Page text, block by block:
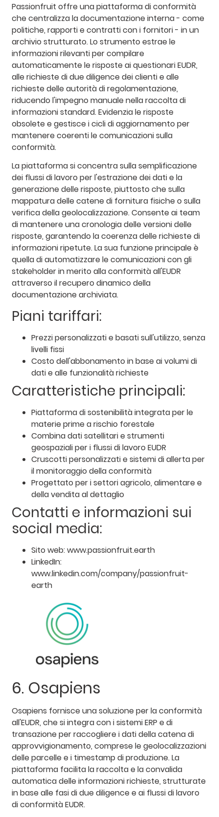
Passionfruit offre una piattaforma di conformità
che centralizza la documentazione interna - come
politiche, rapporti e contratti con i fornitori - in un
archivio strutturato. Lo strumento estrae le
informazioni rilevanti per compilare
automaticamente le risposte ai questionari EUDR,
alle richieste di due diligence dei clienti e alle
richieste delle autorità di regolamentazione,
riducendo l'impegno manuale nella raccolta di
informazioni standard. Evidenzia le risposte
obsolete e gestisce i cicli di aggiornamento per
mantenere coerenti le comunicazioni sulla
conformità.
La piattaforma si concentra sulla semplificazione
dei flussi di lavoro per l'estrazione dei dati e la
generazione delle risposte, piuttosto che sulla
mappatura delle catene di fornitura fisiche o sulla
verifica della geolocalizzazione. Consente ai team
di mantenere una cronologia delle versioni delle
risposte, garantendo la coerenza delle richieste di
informazioni ripetute. La sua funzione principale è
quella di automatizzare le comunicazioni con gli
stakeholder in merito alla conformità all'EUDR
attraverso il recupero dinamico della
documentazione archiviata.
Piani tariffari:
Prezzi personalizzati e basati sull'utilizzo, senza
livelli fissi
Costo dell'abbonamento in base ai volumi di
dati e alle funzionalità richieste
Caratteristiche principali:
Piattaforma di sostenibilità integrata per le
materie prime a rischio forestale
Combina dati satellitari e strumenti
geospaziali per i flussi di lavoro EUDR
Cruscotti personalizzati e sistemi di allerta per
il monitoraggio della conformità
Progettato per i settori agricolo, alimentare e
della vendita al dettaglio
Contatti e informazioni sui
social media:
Sito web: www.passionfruit.earth
LinkedIn:
www.linkedin.com/company/passionfruit-
earth
6. Osapiens
Osapiens fornisce una soluzione per la conformità
all'EUDR, che si integra con i sistemi ERP e di
transazione per raccogliere i dati della catena di
approvvigionamento, comprese le geolocalizzazioni
delle parcelle e i timestamp di produzione. La
piattaforma facilita la raccolta e la convalida
automatica delle informazioni richieste, strutturate
in base alle fasi di due diligence e ai flussi di lavoro
di conformità EUDR.